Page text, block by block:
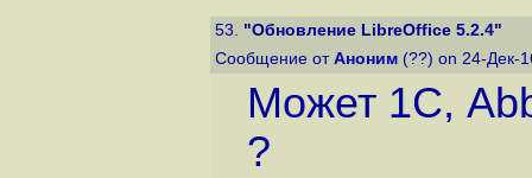
53. "Обновление LibreOffice 5.2.4"
Сообщение от Аноним (??) on 24-Дек-
Может 1С,
?